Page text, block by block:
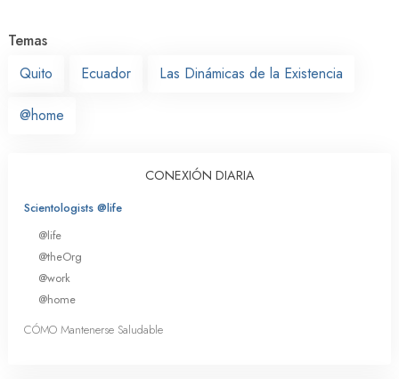
Temas
Quito
Ecuador Las Dinámicas de la Existencia
@home
CONEXIÓN DIARIA
Scientologists @life
@life
@theOrg
@work
@home
CÓMO Mantenerse Saludable